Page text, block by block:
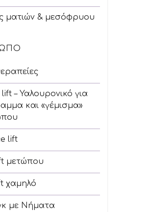
ματιών & μεσόφρυου
– Υαλουρονικό για
και «γέμισμα»
lift
μετώπου
χαμηλό
με Νήματα